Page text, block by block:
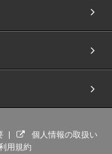
個人情報の取扱い
用規約